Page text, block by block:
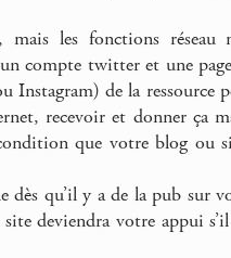
les fonctions réseau
compte twitter et une
de la ressource
recevoir et donner ça
que votre blog ou
qu’il y a de la pub sur
deviendra votre appui